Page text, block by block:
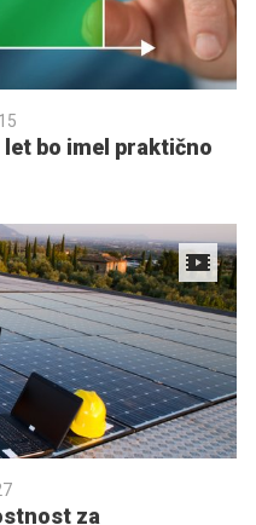
let bo imel praktično
za